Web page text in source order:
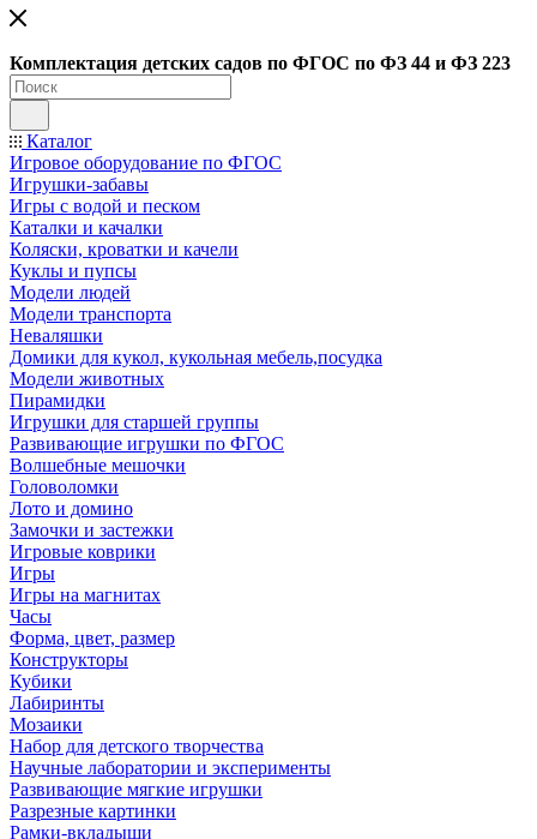
Комплектация детских садов по ФГОC по ФЗ 44 и ФЗ 223
Каталог
Игровое оборудование по ФГОС
Игрушки-забавы
Игры с водой и песком
Каталки и качалки
Коляски, кроватки и качели
Куклы и пупсы
Модели людей
Модели транспорта
Неваляшки
Домики для кукол, кукольная мебель,посудка
Модели животных
Пирамидки
Игрушки для старшей группы
Развивающие игрушки по ФГОС
Волшебные мешочки
Головоломки
Лото и домино
Замочки и застежки
Игровые коврики
Игры
Игры на магнитах
Часы
Форма, цвет, размер
Конструкторы
Кубики
Лабиринты
Мозаики
Набор для детского творчества
Научные лаборатории и эксперименты
Развивающие мягкие игрушки
Разрезные картинки
Рамки-вкладыши